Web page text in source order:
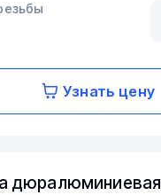
Узнать цену
дюралюминиевая